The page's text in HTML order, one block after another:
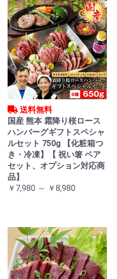
送料無料
国産 熊本 霜降り桜ロース
ハンバーグギフトスペシャ
ルセット 750g 【化粧箱つ
き・冷凍】【 祝い箸 ペア
セット、オプション対応商
品】
￥7,980 ～ ￥8,980